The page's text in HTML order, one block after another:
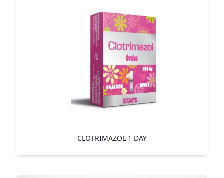
CLOTRIMAZOL 1 DAY